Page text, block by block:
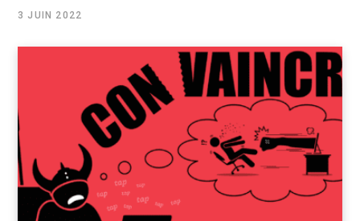
3 JUIN 2022